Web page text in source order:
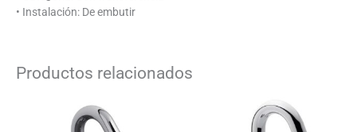
• Instalación: De embutir
Productos relacionados